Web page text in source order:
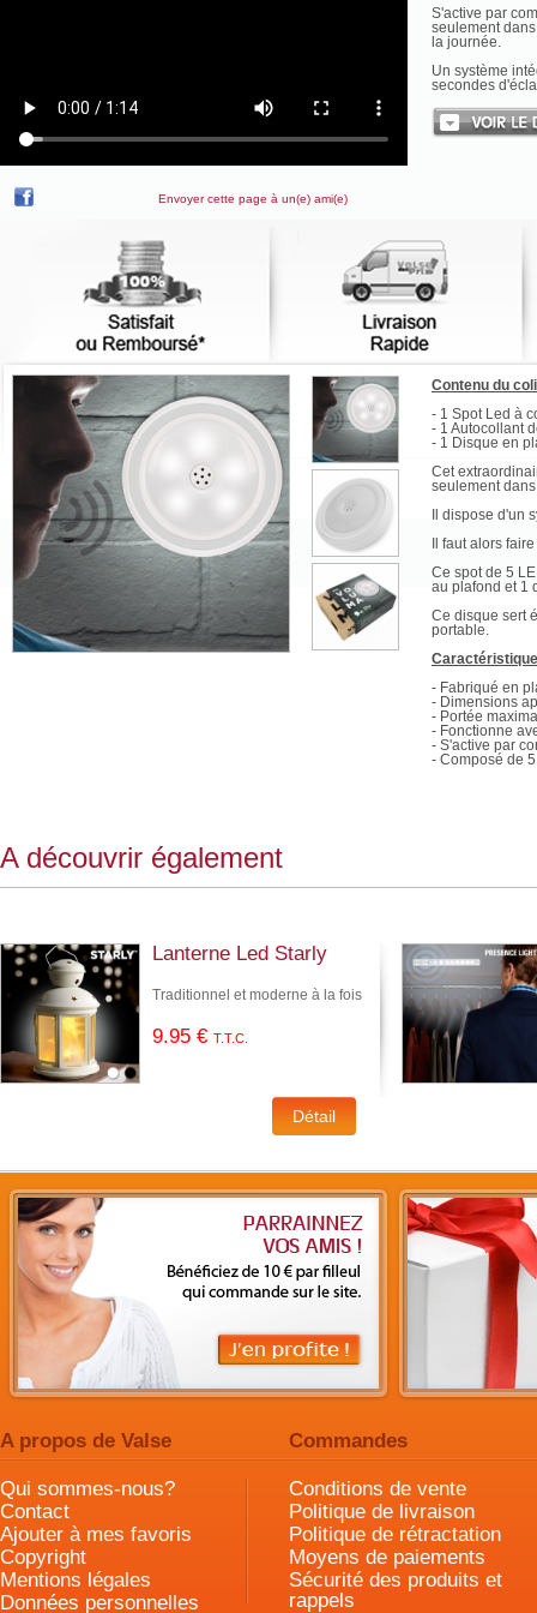
Envoyer cette page à un(e) ami(e)
Contenu du
- 1 Spot Led à
- 1 Autocollant
- 1 Disque en
Cet
seulement
Il dispose d'un
Il faut alors
Ce spot de 5
au plafond et 1
Ce disque sert
portable.
- Fabriqué en
- Dimensions
- Portée
- Fonctionne
- S'active par
- Composé de
S'active par
seulement
la journée.
Un système
secondes
A découvrir également
Lanterne Led Starly
Traditionnel et moderne à la fois
9.95 € T.T.C.
A propos de Valse Commandes
Qui sommes-nous?
Contact
Ajouter à mes favoris
Copyright
Mentions légales
Données personnelles
Conditions de vente
Politique de livraison
Politique de rétractation
Moyens de paiements
Sécurité des produits et
rappels